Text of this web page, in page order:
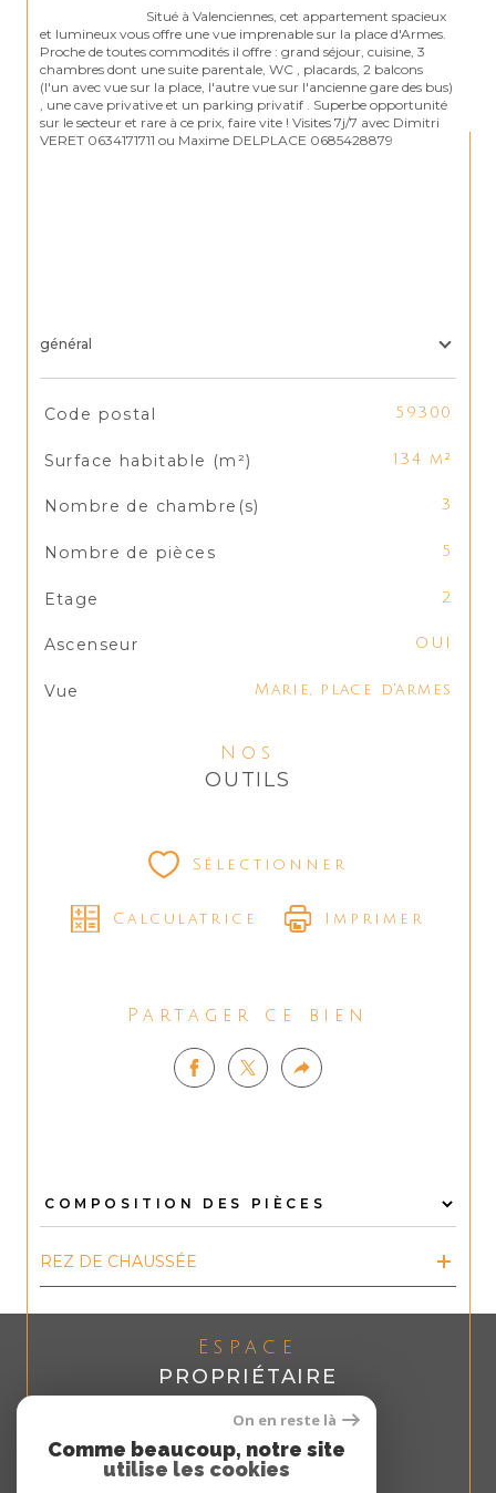
et lumineux vous offre une vue imprenable sur la place d'Armes.
Proche de toutes commodités il offre : grand séjour, cuisine, 3
chambres dont une suite parentale, WC , placards, 2 balcons
(l'un avec vue sur la place, l'autre vue sur l'ancienne gare des bus)
, une cave privative et un parking privatif . Superbe opportunité
sur le secteur et rare à ce prix, faire vite ! Visites 7j/7 avec Dimitri
VERET 0634171711 ou Maxime DELPLACE 0685428879
général
TRAD_SIROCCO_Caracteristique
Code postal 59300
Surface habitable (m²) 134 m²
Nombre de chambre(s) 3
Nombre de pièces 5
Etage 2
Ascenseur OUI
Vue Marie, place d'armes
Nos
OUTILS
Sélectionner
Calculatrice Imprimer
Partager ce bien
REZ DE CHAUSSÉE
Espace
PROPRIÉTAIRE
Se connecter
On en reste là
Comme beaucoup, notre site
utilise les cookies